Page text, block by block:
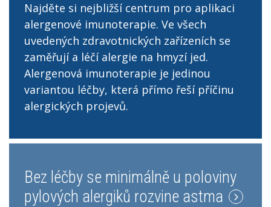
Najděte si nejbližší centrum pro aplikaci
alergenové imunoterapie. Ve všech
uvedených zdravotnických zařízeních se
zaměřují a léčí alergie na hmyzí jed.
Alergenová imunoterapie je jedinou
variantou léčby, která přímo řeší příčinu
alergických projevů.
Bez léčby se minimálně u poloviny
pylových alergiků rozvine astma